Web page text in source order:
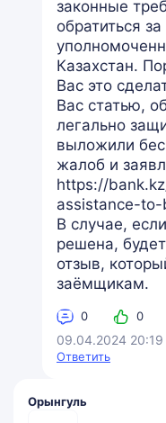
законные
обратиться
Казахстан.
Вас это
Вас статью,
легально
выложили
жалоб и
https://
assistance-
В случае,
решена,
отзыв,
заёмщикам.
0 0
09.04.2024 20:19
Ответить
Орынгуль